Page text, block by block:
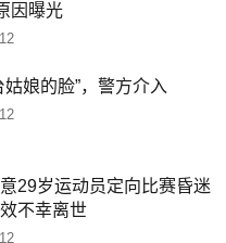
因曝光
姑娘的脸”，警方介入
29岁运动员定向比赛昏迷
不幸离世